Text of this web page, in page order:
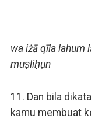
wa iżā qīla lahum
muṣliḥụn
11. Dan bila
kamu membuat